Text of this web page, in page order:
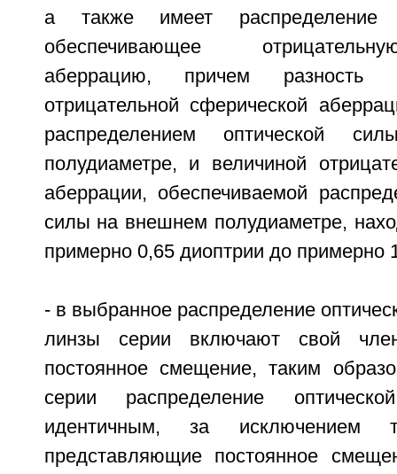
а также имеет распределение
обеспечивающее
аберрацию, причем разность
отрицательной сферической
распределением оптической
полудиаметре, и величиной
аберрации, обеспечиваемой
силы на внешнем полудиаметре,
примерно 0,65 диоптрии до примерно
- в выбранное распределение
линзы серии включают свой
постоянное смещение, таким
серии распределение
идентичным, за исключением
представляющие постоянное